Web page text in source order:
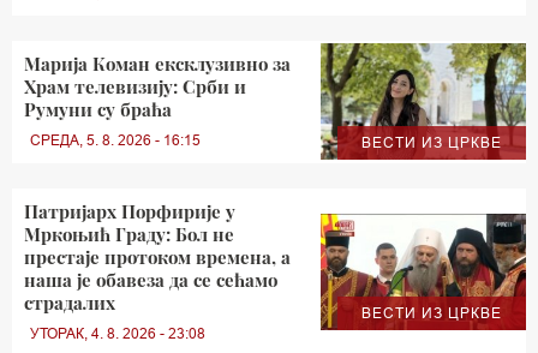
ВЕСТИ ИЗ ЦРКВЕ
Марија Коман ексклузивно за
Храм телевизију: Срби и
Румуни су браћа
СРЕДА, 5. 8. 2026 - 16:15
ВЕСТИ ИЗ ЦРКВЕ
Патријарх Порфирије у
Мркоњић Граду: Бол не
престаје протоком времена, а
наша је обавеза да се сећамо
страдалих
УТОРАК, 4. 8. 2026 - 23:08